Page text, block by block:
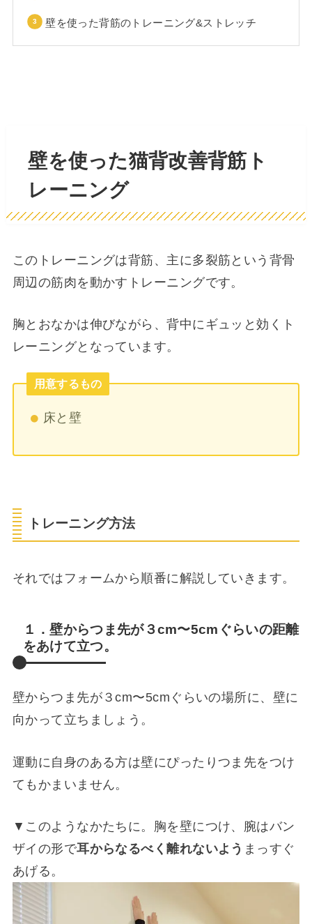
壁を使った背筋のトレーニング&ストレッチ
壁を使った猫背改善背筋ト
レーニング
このトレーニングは背筋、主に多裂筋という背骨
周辺の筋肉を動かすトレーニングです。
胸とおなかは伸びながら、背中にギュッと効くト
レーニングとなっています。
用意するもの
床と壁
トレーニング方法
それではフォームから順番に解説していきます。
１．壁からつま先が３cm〜5cmぐらいの距離
をあけて立つ。
壁からつま先が３cm〜5cmぐらいの場所に、壁に
向かって立ちましょう。
運動に自身のある方は壁にぴったりつま先をつけ
てもかまいません。
▼このようなかたちに。胸を壁につけ、腕はバン
ザイの形で耳からなるべく離れないよう まっすぐ
あげる。